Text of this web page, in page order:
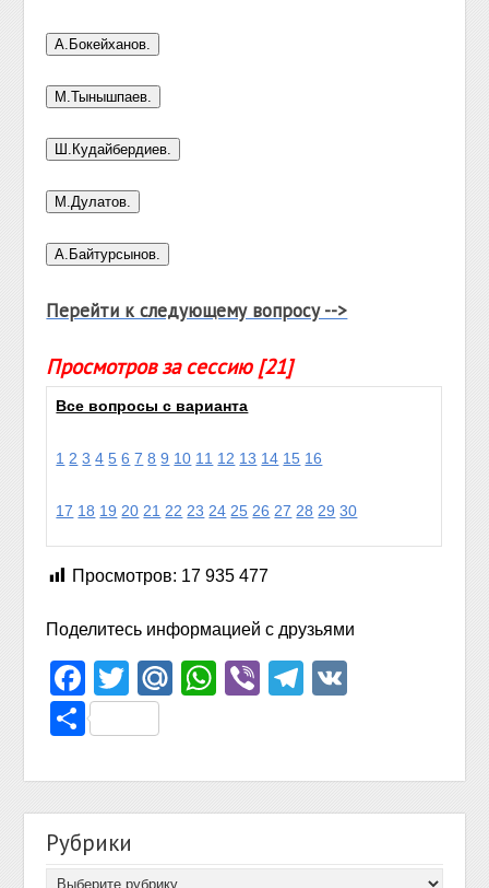
Перейти к следующему вопросу -->
Просмотров за сессию [21]
Все вопросы с варианта
1 2 3 4 5 6 7 8 9 10 11 12 13 14 15 16
17 18 19 20 21 22 23 24 25 26 27 28 29 30
Просмотров: 17 935 477
Поделитесь информацией с друзьями
Facebook
TwitterMail.Ru
WhatsApp
ViberTelegram
Отправить
Рубрики